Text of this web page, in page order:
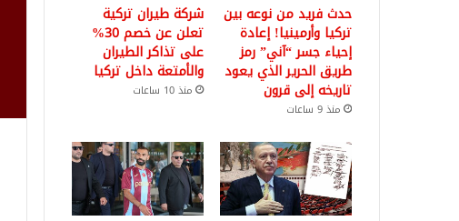
حدث فريد من نوعه بين
تركيا وأرمينيا! إعادة
إحياء جسر “آني” رمز
طريق الحرير الذي يعود
تاريخه إلى قرون
منذ 9 ساعات
شركة طيران تركية
تعلن عن خصم 30%
على تذاكر الطيران
والأمتعة داخل تركيا
منذ 10 ساعات